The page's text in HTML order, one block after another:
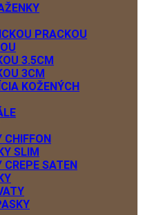
PRACKOU
3.5CM
3CM
KOŽENÝCH
CHIFFON
SLIM
CREPE SATEN